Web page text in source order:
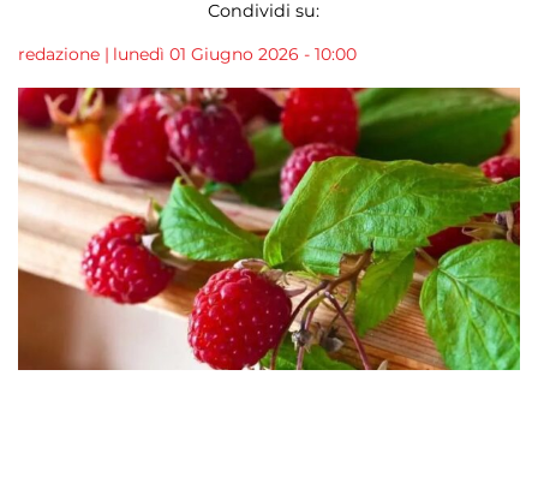
Condividi su:
redazione | lunedì 01 Giugno 2026 - 10:00